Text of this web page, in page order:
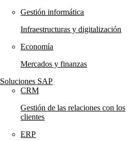
Gestión informática
Infraestructuras y digitalización
Economía
Mercados y finanzas
Soluciones SAP
CRM
Gestión de las relaciones con los
clientes
ERP